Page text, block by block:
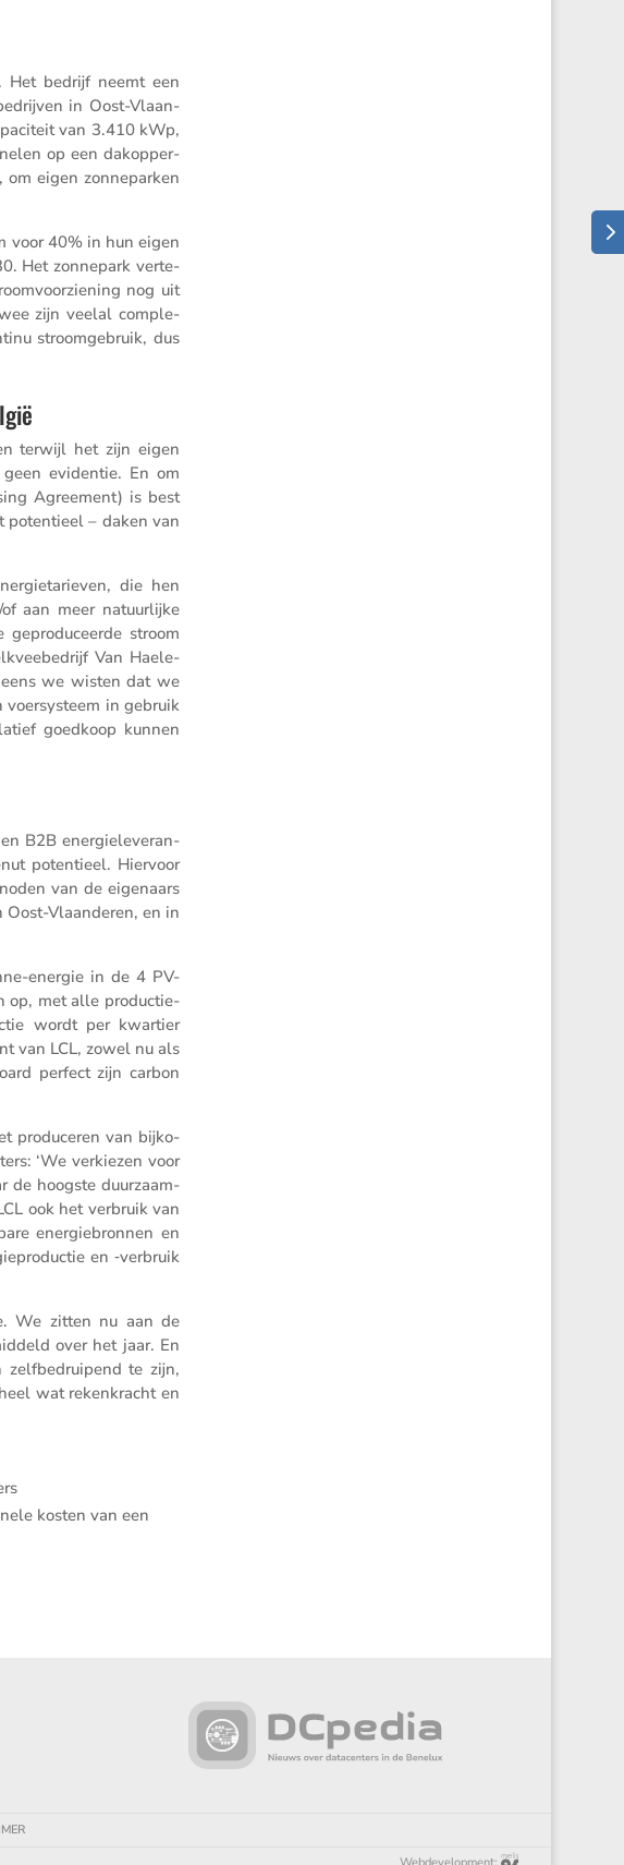
Het bedrijf neemt een
in Oost-Vlaan­
van 3.410 kWp,
op een dakop­per­
eigen zonne­parken
voor 40% in hun eigen
Het zonne­park verte­
nog uit
zijn veelal comple­
stroom­ge­bruik, dus
terwijl het zijn eigen
evidentie. En om
Agree­ment) is best
poten­tieel – daken van
die hen
aan meer natuur­lijke
stroom
Van Haele-
we wisten dat we
voersys­teem in gebruik
goedkoop kunnen
B2B energie­le­ve­ran­
poten­tieel. Hiervoor
van de eigenaars
Vlaan­deren, en in
energie in de 4 PV-
op, met alle productie-
wordt per kwartier
van LCL, zowel nu als
perfect zijn carbon
produ­ceren van bijko­
‘We verkiezen voor
de hoogste duurzaam­
ook het verbruik van
energie­bronnen en
en ‑verbruik
We zitten nu aan de
over het jaar. En
te zijn,
wat reken­kracht en
kosten van een